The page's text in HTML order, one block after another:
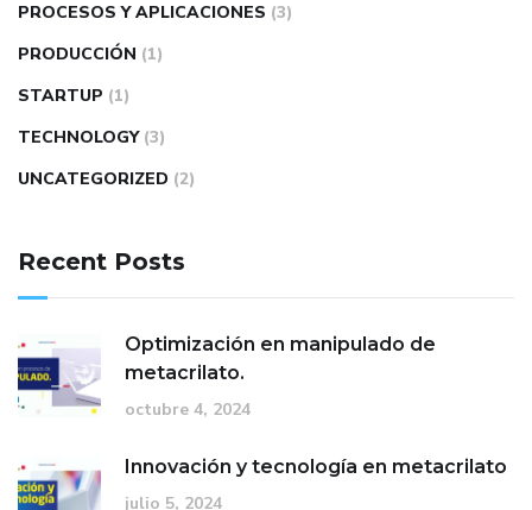
PROCESOS Y APLICACIONES (3)
PRODUCCIÓN (1)
STARTUP (1)
TECHNOLOGY (3)
UNCATEGORIZED (2)
Recent Posts
Optimización en manipulado de
metacrilato.
octubre 4, 2024
Innovación y tecnología en metacrilato
julio 5, 2024